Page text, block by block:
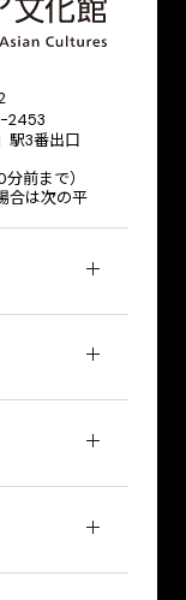
2453
駅3番出口
前まで）
合は次の平